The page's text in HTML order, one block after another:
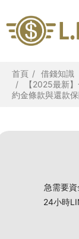
首頁 借錢知識
【2025最新
約金條款與還款
急需要
24小時